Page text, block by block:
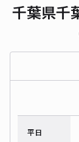
千葉県千
平日